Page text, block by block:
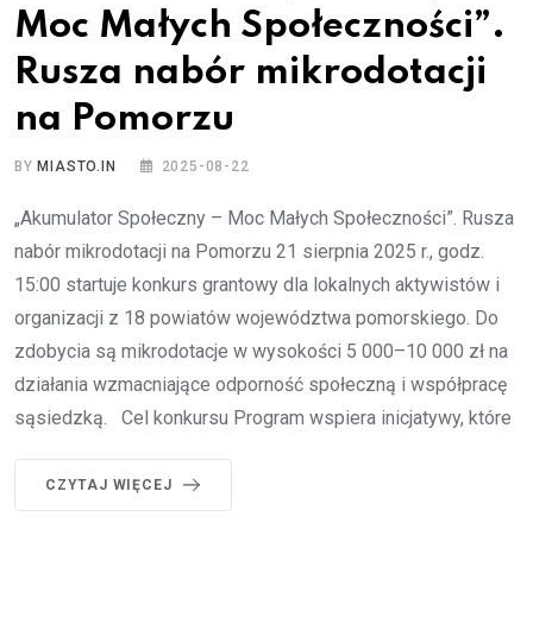
Moc Małych Społeczności”.
Rusza nabór mikrodotacji
na Pomorzu
BYMIASTO.IN 2025-08-22
„Akumulator Społeczny – Moc Małych Społeczności”. Rusza
nabór mikrodotacji na Pomorzu 21 sierpnia 2025 r., godz.
15:00 startuje konkurs grantowy dla lokalnych aktywistów i
organizacji z 18 powiatów województwa pomorskiego. Do
zdobycia są mikrodotacje w wysokości 5 000–10 000 zł na
działania wzmacniające odporność społeczną i współpracę
sąsiedzką. Cel konkursu Program wspiera inicjatywy, które
CZYTAJ WIĘCEJ